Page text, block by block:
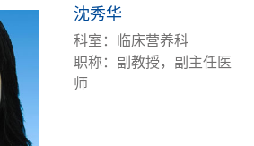
沈秀华
科室：临床营养科
职称：副教授，副主任医
师